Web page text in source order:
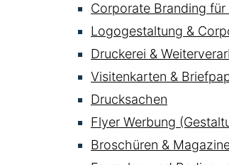
Corporate Branding
Logogestaltung &
Druckerei &
Visitenkarten &
Drucksachen
Flyer Werbung
Broschüren &